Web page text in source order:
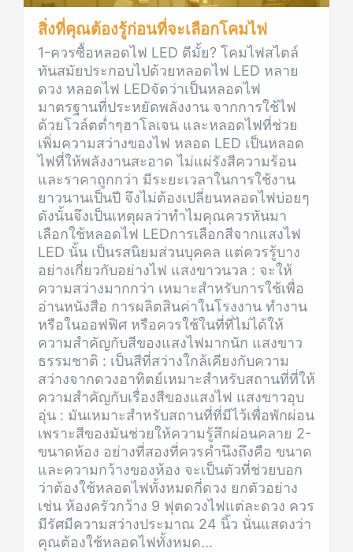
สิ่งที่คุณต้องรู้ก่อนที่จะเลือกโคมไฟ
1-ควรซื้อหลอดไฟ LED ดีมั้ย? โคมไฟสไตล์
ทันสมัยประกอบไปด้วยหลอดไฟ LED หลาย
ดวง หลอดไฟ LEDจัดว่าเป็นหลอดไฟ
มาตรฐานที่ประหยัดพลังงาน จากการใช้ไฟ
ด้วยโวล์ตต่ำๆฮาโลเจน และหลอดไฟที่ช่วย
เพิ่มความสว่างของไฟ หลอด LED เป็นหลอด
ไฟที่ให้พลังงานสะอาด ไม่แผ่รังสีความร้อน
และราคาถูกกว่า มีระยะเวลาในการใช้งาน
ยาวนานเป็นปี จึงไม่ต้องเปลี่ยนหลอดไฟบ่อยๆ
ดังนั้นจึงเป็นเหตุผลว่าทำไมคุณควรหันมา
เลือกใช้หลอดไฟ LEDการเลือกสีจากแสงไฟ
LED นั้น เป็นรสนิยมส่วนบุคคล แต่ควรรู้บาง
อย่างเกี่ยวกับอย่างไฟ แสงขาวนวล : จะให้
ความสว่างมากกว่า เหมาะสำหรับการใช้เพื่อ
อ่านหนังสือ การผลิตสินค่าในโรงงาน ทำงาน
หรือในออฟฟิศ หรือควรใช้ในที่ที่ไม่ได้ให้
ความสำคัญกับสีของแสงไฟมากนัก แสงขาว
ธรรมชาติ : เป็นสีที่สว่างใกล้เคียงกับความ
สว่างจากดวงอาทิตย์เหมาะสำหรับสถานที่ที่ให้
ความสำคัญกับเรื่องสีของแสงไฟ แสงขาวอุบ
อุ่น : มันเหมาะสำหรับสถานที่ที่มีไว้เพื่อพักผ่อน
เพราะสีของมันช่วยให้ความรู้สึกผ่อนคลาย 2-
ขนาดห้อง อย่างที่สองที่ควรคำนึงถึงคือ ขนาด
และความกว้างของห้อง จะเป็นตัวที่ช่วยบอก
ว่าต้องใช้หลอดไฟทั้งหมดกี่ดวง ยกตัวอย่าง
เช่น ห้องครัวกว้าง 9 ฟุตดวงไฟแต่ละดวง ควร
มีรัศมีความสว่างประมาณ 24 นิ้ว นั่นแสดงว่า
คุณต้องใช้หลอดไฟทั้งหมด...